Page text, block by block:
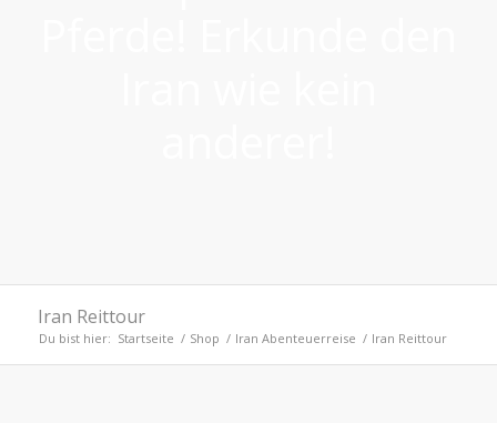
Iran Reittour
Du bist hier: Startseite / Shop / Iran Abenteuerreise / Iran Reittour